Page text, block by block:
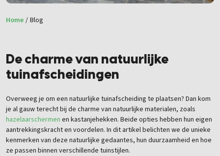
Home / Blog
De charme van natuurlijke
tuinafscheidingen
Overweeg je om een natuurlijke tuinafscheiding te plaatsen? Dan kom
je al gauw terecht bij de charme van natuurlijke materialen, zoals
hazelaarschermen en kastanjehekken. Beide opties hebben hun eigen
aantrekkingskracht en voordelen. In dit artikel belichten we de unieke
kenmerken van deze natuurlijke gedaantes, hun duurzaamheid en hoe
ze passen binnen verschillende tuinstijlen.